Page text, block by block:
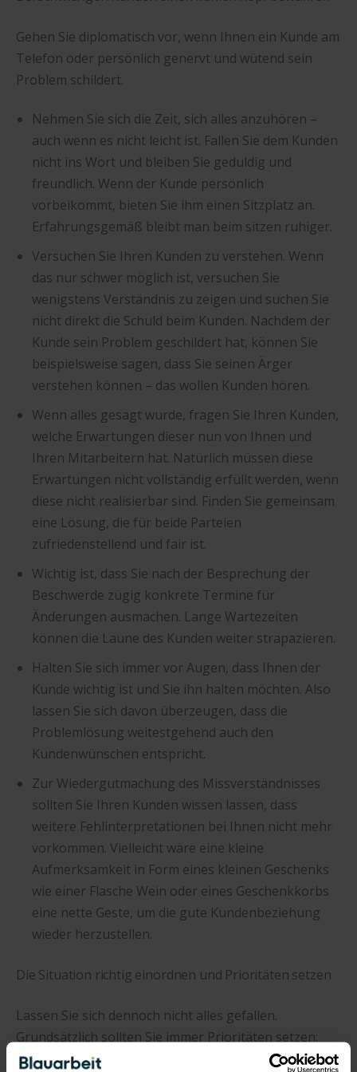
Gehen Sie diplomatisch vor, wenn Ihnen ein Kunde am
Telefon oder persönlich genervt und wütend sein
Problem schildert.
Nehmen Sie sich die Zeit, sich alles anzuhören –
auch wenn es nicht leicht ist. Fallen Sie dem Kunden
nicht ins Wort und bleiben Sie geduldig und
freundlich. Wenn der Kunde persönlich
vorbeikommt, bieten Sie ihm einen Sitzplatz an.
Erfahrungsgemäß bleibt man beim sitzen ruhiger.
Versuchen Sie Ihren Kunden zu verstehen. Wenn
das nur schwer möglich ist, versuchen Sie
wenigstens Verständnis zu zeigen und suchen Sie
nicht direkt die Schuld beim Kunden. Nachdem der
Kunde sein Problem geschildert hat, können Sie
beispielsweise sagen, dass Sie seinen Ärger
verstehen können – das wollen Kunden hören.
Wenn alles gesagt wurde, fragen Sie Ihren Kunden,
welche Erwartungen dieser nun von Ihnen und
Ihren Mitarbeitern hat. Natürlich müssen diese
Erwartungen nicht vollständig erfüllt werden, wenn
diese nicht realisierbar sind. Finden Sie gemeinsam
eine Lösung, die für beide Parteien
zufriedenstellend und fair ist.
Wichtig ist, dass Sie nach der Besprechung der
Beschwerde zügig konkrete Termine für
Änderungen ausmachen. Lange Wartezeiten
können die Laune des Kunden weiter strapazieren.
Halten Sie sich immer vor Augen, dass Ihnen der
Kunde wichtig ist und Sie ihn halten möchten. Also
lassen Sie sich davon überzeugen, dass die
Problemlösung weitestgehend auch den
Kundenwünschen entspricht.
Zur Wiedergutmachung des Missverständnisses
sollten Sie Ihren Kunden wissen lassen, dass
weitere Fehlinterpretationen bei Ihnen nicht mehr
vorkommen. Vielleicht wäre eine kleine
Aufmerksamkeit in Form eines kleinen Geschenks
wie einer Flasche Wein oder eines Geschenkkorbs
eine nette Geste, um die gute Kundenbeziehung
wieder herzustellen.
Die Situation richtig einordnen und Prioritäten setzen
Lassen Sie sich dennoch nicht alles gefallen.
Grundsätzlich sollten Sie immer Prioritäten setzen:
Wenn der Kunde Sie anschreit und Sie gar nicht zu